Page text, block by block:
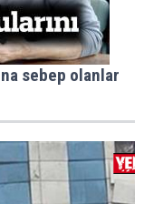
sebep olanlar